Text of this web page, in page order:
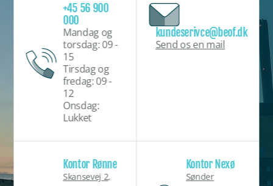
+45 56 900
000
Mandag og
torsdag: 09 -
15
Tirsdag og
fredag: 09 -
12
Onsdag:
Lukket
kundeserivce@beof.dk
Send os en mail
Kontor Rønne
Skansevej 2,
Kontor Nexø
Sønder